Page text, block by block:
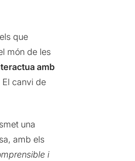
que
món de les
amb
canvi de
una
amb els
i